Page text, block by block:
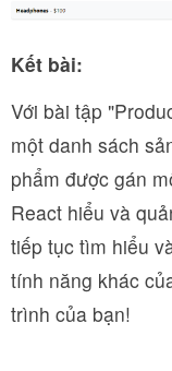
Kết bài:
Với bài tập
một danh sách
phẩm được gán
React hiểu và
tiếp tục tìm hiểu
tính năng khác
trình của bạn!